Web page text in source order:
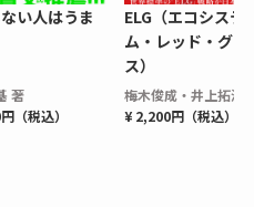
い人はうま
著
（税込）
ELG（エコシステ
ム・レッド・グロ
ス）
梅木俊成・井上拓海
¥ 2,200円（税込）